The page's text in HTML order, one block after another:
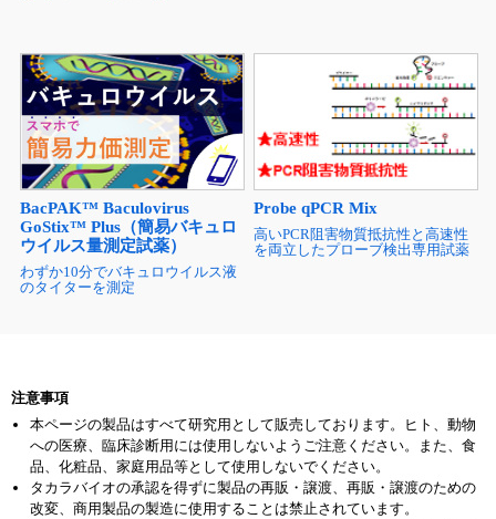
BacPAK™ Baculovirus
GoStix™ Plus（簡易バキュロ
ウイルス量測定試薬）
わずか10分でバキュロウイルス液
のタイターを測定
Probe qPCR Mix
高いPCR阻害物質抵抗性と高速性
を両立したプローブ検出専用試薬
注意事項
本ページの製品はすべて研究用として販売しております。ヒト、動物
への医療、臨床診断用には使用しないようご注意ください。また、食
品、化粧品、家庭用品等として使用しないでください。
タカラバイオの承認を得ずに製品の再販・譲渡、再販・譲渡のための
改変、商用製品の製造に使用することは禁止されています。